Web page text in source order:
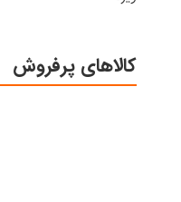
کالاهای پرفروش